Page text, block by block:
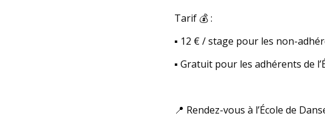
Tarif 💰 :
▪️ 12 € / stage pour les non-
▪️ Gratuit pour les adhérents de
📍 Rendez-vous à l’École de